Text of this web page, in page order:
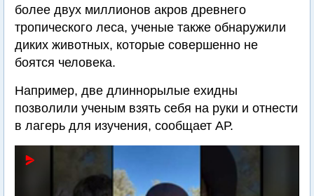
более двух миллионов акров древнего
тропического леса, ученые также обнаружили
диких животных, которые совершенно не
боятся человека.
Например, две длиннорылые ехидны
позволили ученым взять себя на руки и отнести
в лагерь для изучения, сообщает АР.